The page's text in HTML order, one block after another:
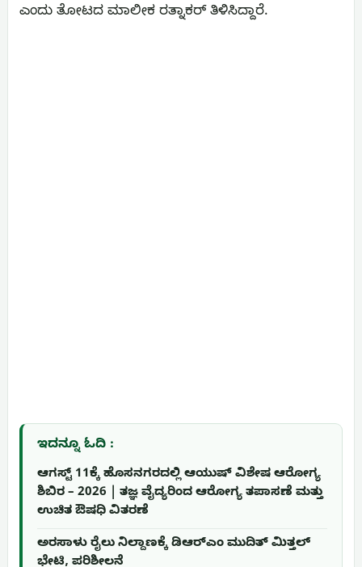
ಎಂದು ತೋಟದ ಮಾಲೀಕ ರತ್ನಾಕರ್‌ ತಿಳಿಸಿದ್ದಾರೆ.
ಇದನ್ನೂ ಓದಿ :
ಆಗಸ್ಟ್ 11ಕ್ಕೆ ಹೊಸನಗರದಲ್ಲಿ ಆಯುಷ್ ವಿಶೇಷ ಆರೋಗ್ಯ
ಶಿಬಿರ – 2026 | ತಜ್ಞ ವೈದ್ಯರಿಂದ ಆರೋಗ್ಯ ತಪಾಸಣೆ ಮತ್ತು
ಉಚಿತ ಔಷಧಿ ವಿತರಣೆ
ಅರಸಾಳು ರೈಲು ನಿಲ್ದಾಣಕ್ಕೆ ಡಿಆರ್‌ಎಂ ಮುದಿತ್ ಮಿತ್ತಲ್
ಭೇಟಿ, ಪರಿಶೀಲನೆ